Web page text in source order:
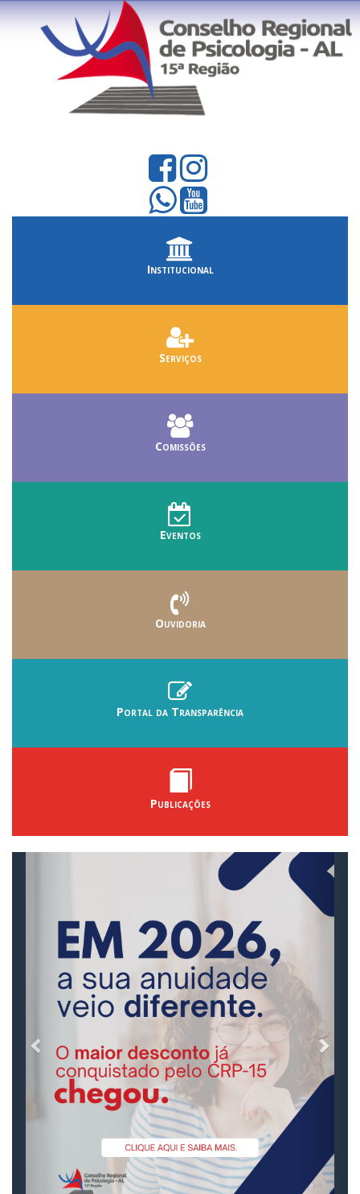
Institucional
Serviços
Comissões
Eventos
Ouvidoria
Portal da Transparência
Publicações